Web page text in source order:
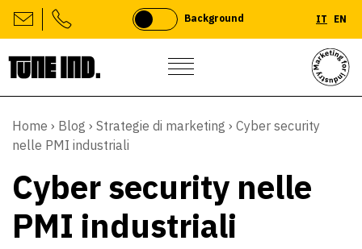
Skip
content
Background IT EN
Home › Blog › Strategie di marketing › Cyber security
nelle PMI industriali
Cyber security nelle
PMI industriali